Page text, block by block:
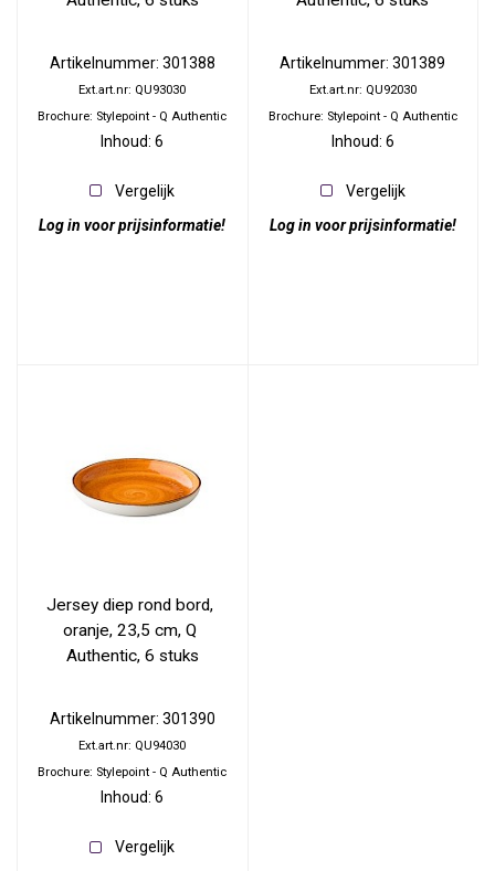
Artikelnummer: 301388
Ext.art.nr: QU93030
Brochure: Stylepoint - Q Authentic
Inhoud: 6
Vergelijk
Log in voor prijsinformatie!
Artikelnummer: 301389
Ext.art.nr: QU92030
Brochure: Stylepoint - Q Authentic
Inhoud: 6
Vergelijk
Log in voor prijsinformatie!
Jersey diep rond bord,
oranje, 23,5 cm, Q
Authentic, 6 stuks
Artikelnummer: 301390
Ext.art.nr: QU94030
Brochure: Stylepoint - Q Authentic
Inhoud: 6
Vergelijk